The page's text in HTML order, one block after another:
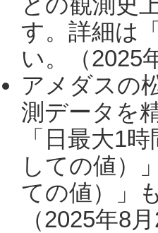
す。詳細は「
い。（2025
アメダスの
測データを
「日最大1
しての値）
ての値）」
（2025年8月